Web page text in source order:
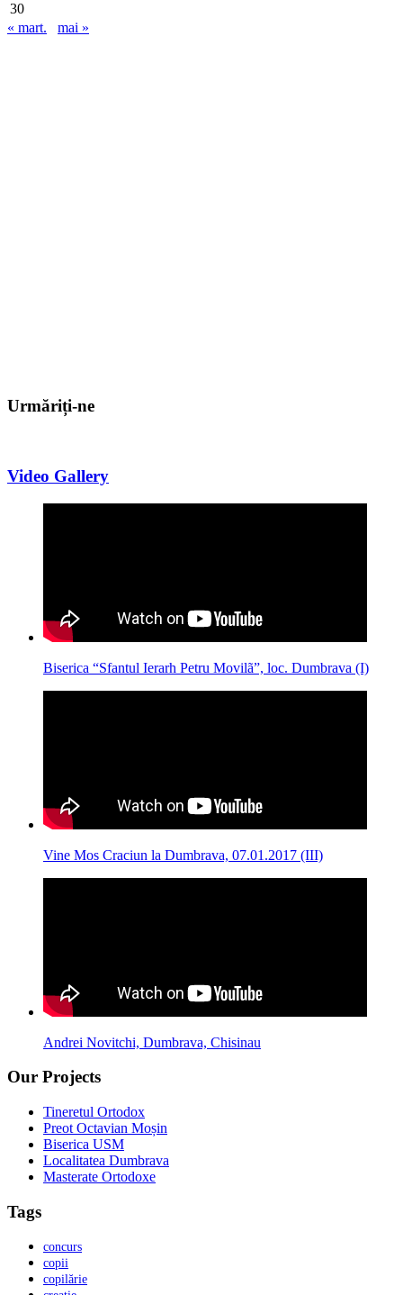
30
« mart.
mai »
Urmăriți-ne
Video Gallery
Biserica “Sfantul Ierarh Petru Movilã”, loc. Dumbrava (I)
Vine Mos Craciun la Dumbrava, 07.01.2017 (III)
Andrei Novitchi, Dumbrava, Chisinau
Our Projects
Tineretul Ortodox
Preot Octavian Moșin
Biserica USM
Localitatea Dumbrava
Masterate Ortodoxe
Tags
concurs
copii
copilărie